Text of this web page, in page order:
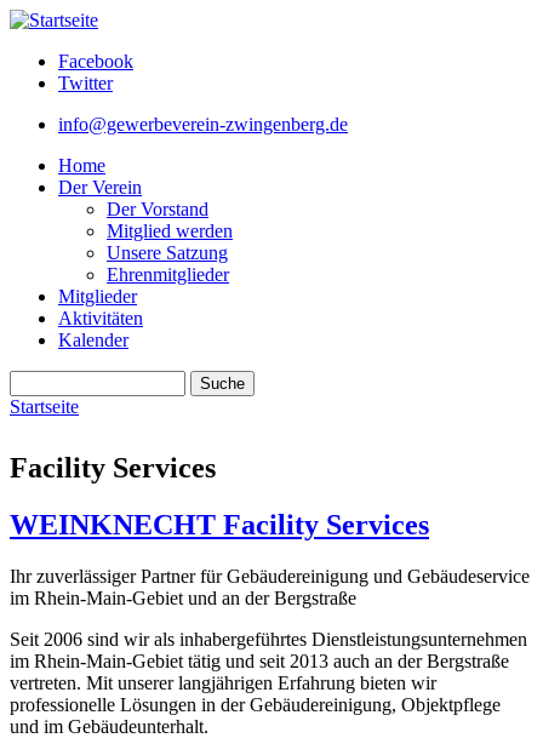
Direkt zum Inhalt
Facebook
Twitter
info@gewerbeverein-zwingenberg.de
Home
Der Verein
Der Vorstand
Mitglied werden
Unsere Satzung
Ehrenmitglieder
Mitglieder
Aktivitäten
Kalender
Suchformular
Startseite
Facility Services
WEINKNECHT Facility Services
Ihr zuverlässiger Partner für Gebäudereinigung und Gebäudeservice
im Rhein-Main-Gebiet und an der Bergstraße
Seit 2006 sind wir als inhabergeführtes Dienstleistungsunternehmen
im Rhein-Main-Gebiet tätig und seit 2013 auch an der Bergstraße
vertreten. Mit unserer langjährigen Erfahrung bieten wir
professionelle Lösungen in der Gebäudereinigung, Objektpflege
und im Gebäudeunterhalt.